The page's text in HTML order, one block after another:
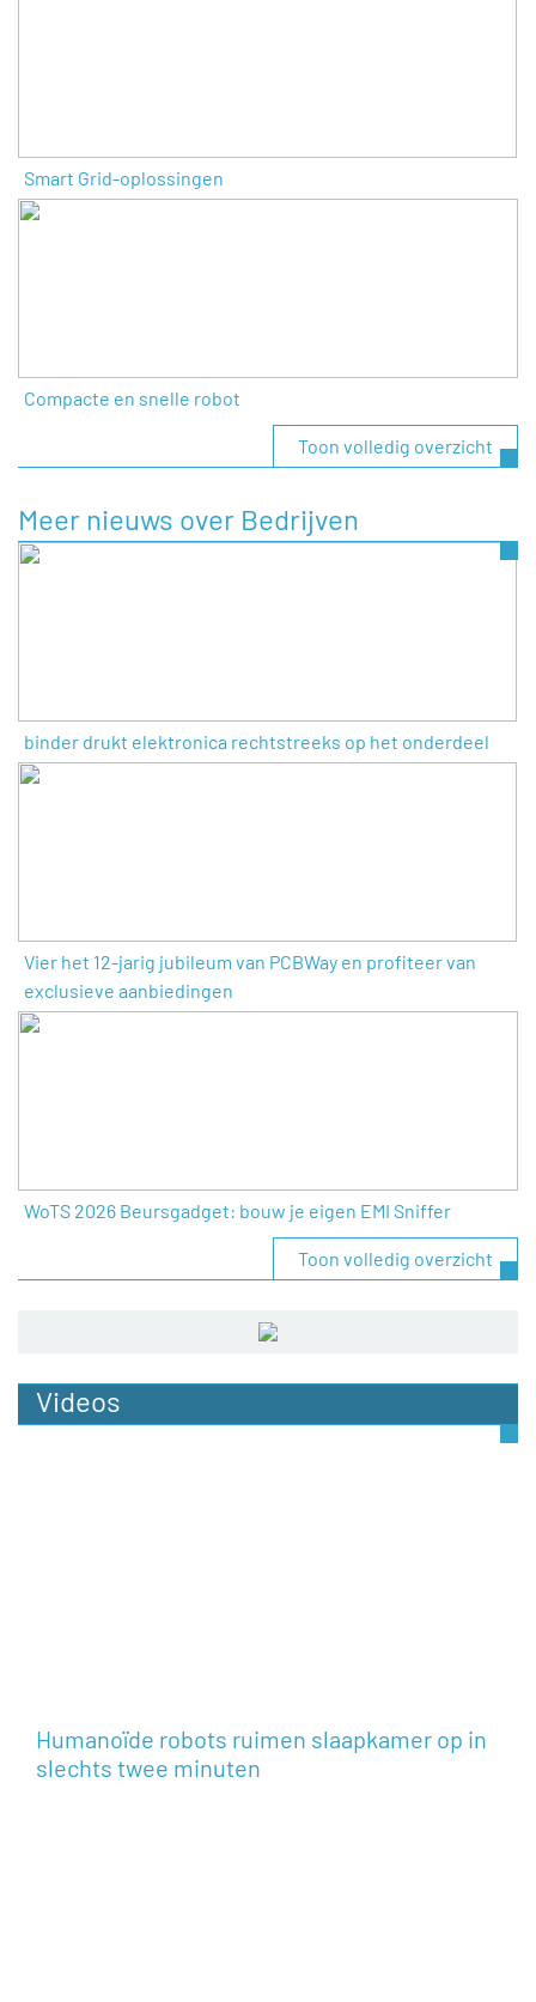
Smart Grid-oplossingen
Compacte en snelle robot
Toon volledig overzicht
Meer nieuws over Bedrijven
binder drukt elektronica rechtstreeks op het onderdeel
Vier het 12-jarig jubileum van PCBWay en profiteer van
exclusieve aanbiedingen
WoTS 2026 Beursgadget: bouw je eigen EMI Sniffer
Toon volledig overzicht
Videos
Humanoïde robots ruimen slaapkamer op in
slechts twee minuten